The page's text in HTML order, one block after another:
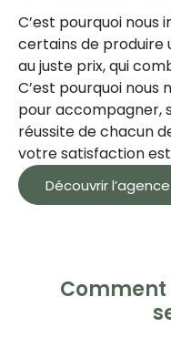
C’est pourquoi nous
certains de produire
au juste prix, qui
C’est pourquoi
pour accompagner,
réussite de chacun
votre satisfaction
Découvrir l’agence